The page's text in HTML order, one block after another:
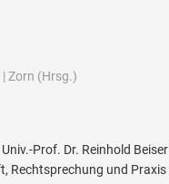
| Zorn (Hrsg.)
Prof. Dr. Reinhold Beiser
Rechtsprechung und Praxis